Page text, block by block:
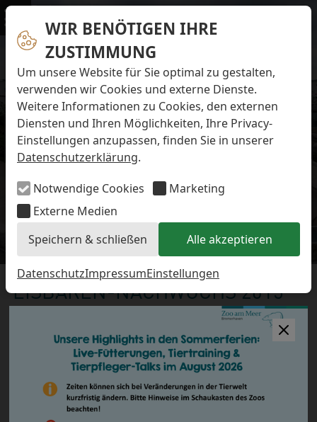
WIR BENÖTIGEN IHRE
ZUSTIMMUNG
Um unsere Website für Sie optimal zu gestalten,
verwenden wir Cookies und externe Dienste.
Weitere Informationen zu Cookies, den externen
Diensten und Ihren Möglichkeiten, Ihre Privacy-
Einstellungen anzupassen, finden Sie in unserer
Datenschutzerklärung.
Notwendige Cookies
Marketing
Externe Medien
Speichern & schließen
Alle akzeptieren
DatenschutzImpressumEinstellungen
Menü
Navigation überspringen
Preise & Infos
Öffnungs- und Fütterungszeiten
Eintrittspreise
Aktuelles
Alle Meldungen
Eisbären-Nachwuchs Anna & Elsa
Eisbären-Nachwuchs Lale & Lili
FAQ zum Tod des Schimpansen-Jungtiers
Newsletter
Bildungsletter
Barrierefreier Zoo
Hausordnung
Arbeiten im Zoo
Ausbildung zur Zootierpflegerin/zum Zootierpfleger
Freiwilliges ökologisches Jahr (FÖJ)
Mitarbeiter:in (w/m/d) auf Minijob-Basis
Patenschaften
Förderverein
Erlebnisangebote
Aktionstage
Exit-Game
Familienwochenende
Führungen
Kindergeburtstage
Eisbären-Nachwuchs
EISBÄREN-NACHWUCHS 2015
Eisbärennachwuchs im Zoo am Meer geben würde. Die
Paarungszeit der Eisbären liegt in der Regel im
März/April und Nachwuchs Lale war erst im Juni 2015 an
den Zoo Emmen abgegeben worden.
Lloyd und Valeska wurden am 24. Juni 2015 wieder